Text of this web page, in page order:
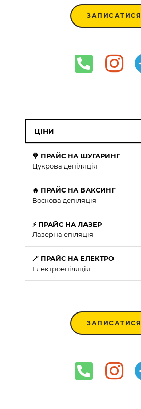
ЗАПИСАТИСЯ
ЦІНИ
🍭 ПРАЙС НА ШУГАРИНГ
Цукрова депіляція
🔥 ПРАЙС НА ВАКСИНГ
Воскова депіляція
⚡ ПРАЙС НА ЛАЗЕР
Лазерна епіляція
🪄 ПРАЙС НА ЕЛЕКТРО
Електроепіляція
ЗАПИСАТИСЯ